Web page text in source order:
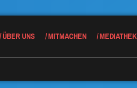
ÜBER UNS MITMACHEN MEDIATHEK